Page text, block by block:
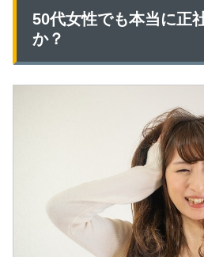
50代女性でも本当に正
か？